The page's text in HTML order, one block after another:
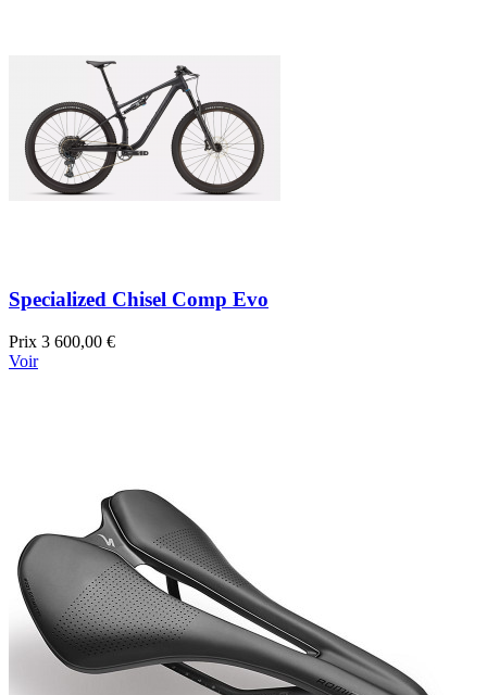
Specialized Chisel Comp Evo
Prix 3 600,00 €
Voir